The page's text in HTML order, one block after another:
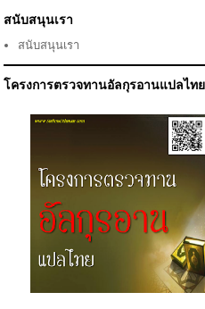
สนับสนุนเรา
สนับสนุนเรา
โครงการตรวจทานอัลกุรอานแปลไทย